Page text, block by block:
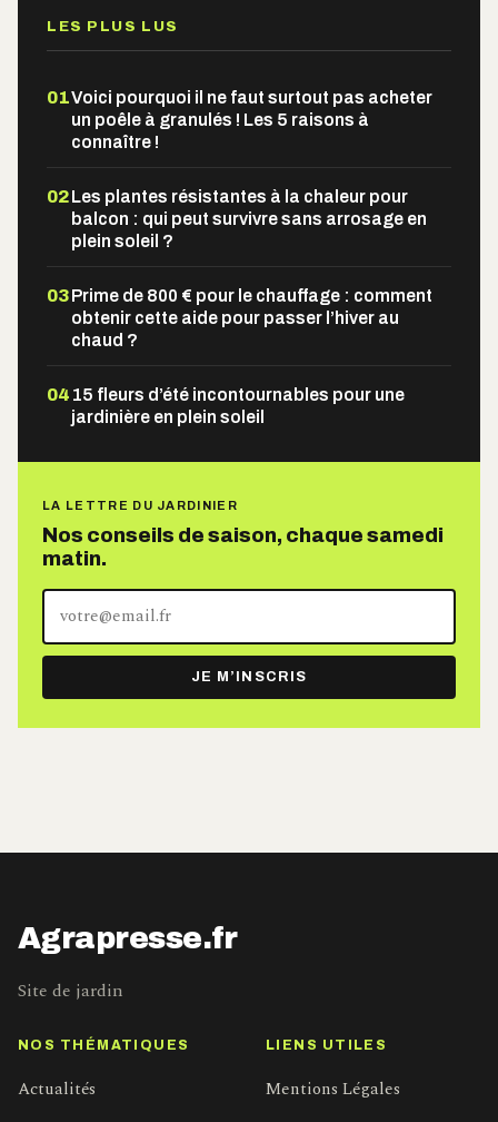
LES PLUS LUS
01Voici pourquoi il ne faut surtout pas acheter
un poêle à granulés ! Les 5 raisons à
connaître !
02Les plantes résistantes à la chaleur pour
balcon : qui peut survivre sans arrosage en
plein soleil ?
03Prime de 800 € pour le chauffage : comment
obtenir cette aide pour passer l’hiver au
chaud ?
04 15 fleurs d’été incontournables pour une
jardinière en plein soleil
LA LETTRE DU JARDINIER
Nos conseils de saison, chaque samedi
matin.
Votre
adresse
e-
mail
JE M’INSCRIS
Agrapresse.fr
Site de jardin
NOS THÉMATIQUES
Actualités
LIENS UTILES
Mentions Légales